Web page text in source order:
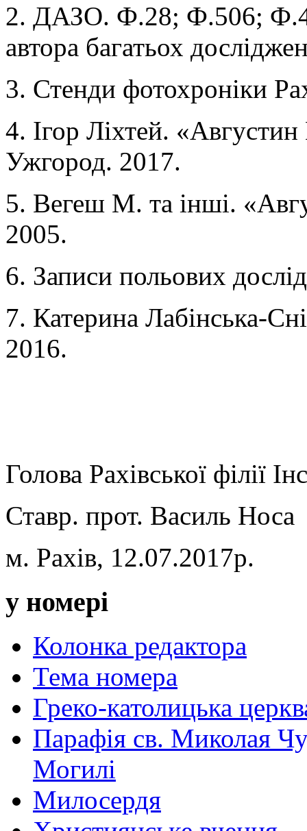
2. ДАЗО. Ф.28; Ф.506;
автора багатьох
3. Стенди фотохроніки
4. Ігор Ліхтей.
Ужгород. 2017.
5. Вегеш М. та інші.
2005.
6. Записи польових
7. Катерина Лабінська-
2016.
Голова Рахівської філії
Ставр. прот. Василь Носа
м. Рахів, 12.07.2017р.
у номері
Колонка редактора
Тема номера
Греко-католицька
Парафія св. Миколая
Могилі
Милосердя